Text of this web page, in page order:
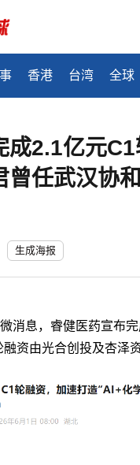
香港 台湾 全球
2.1亿元C1
曾任武汉协
生成海报
消息，睿健医药宣布
资由光合创投及杏泽